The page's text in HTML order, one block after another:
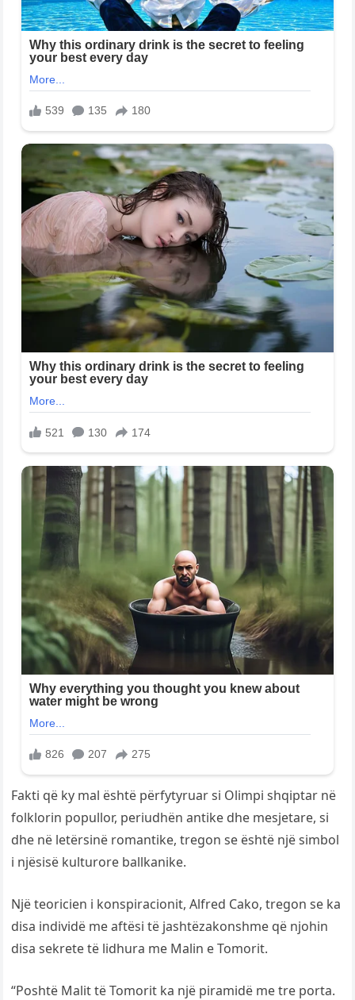
Fakti që ky mal është përfytyruar si Olimpi shqiptar në
folklorin popullor, periudhën antike dhe mesjetare, si
dhe në letërsinë romantike, tregon se është një simbol
i njësisë kulturore ballkanike.
Një teoricien i konspiracionit, Alfred Cako, tregon se ka
disa individë me aftësi të jashtëzakonshme që njohin
disa sekrete të lidhura me Malin e Tomorit.
“Poshtë Malit të Tomorit ka një piramidë me tre porta.